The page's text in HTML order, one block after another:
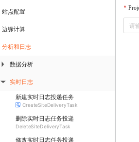
站点配置
边缘计算
分析和日志
▶ 数据分析
▶ 实时日志
新建实时日志投递任务
CreateSiteDeliveryTask
删除实时日志任务投递
DeleteSiteDeliveryTask
修改实时日志任务投递